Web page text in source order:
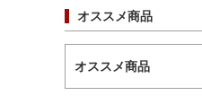
オススメ商品
オススメ商品